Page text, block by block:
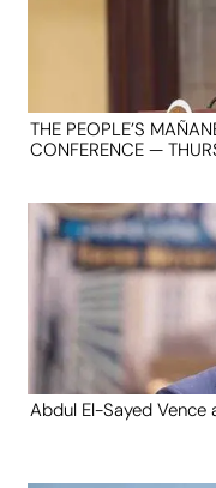
THE PEOPLE’S
CONFERENCE —
Abdul El-Sayed Vence